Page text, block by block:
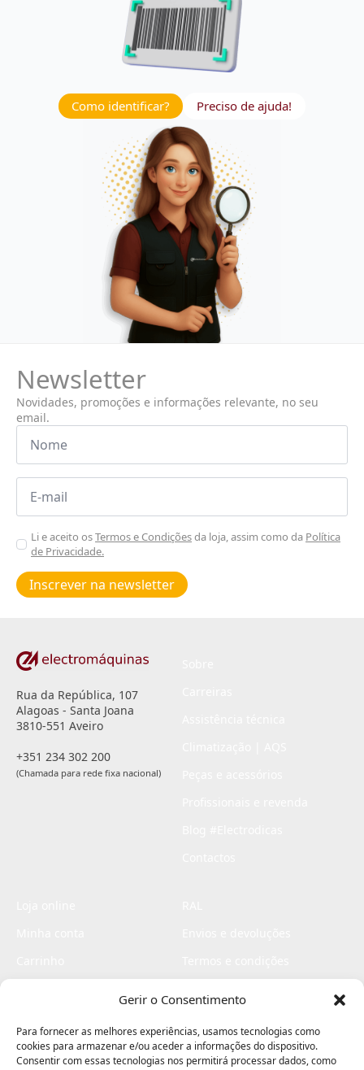
Gerir o Consentimento
Para fornecer as melhores experiências, usamos tecnologias como
cookies para armazenar e/ou aceder a informações do dispositivo.
Consentir com essas tecnologias nos permitirá processar dados, como
Como identificar? Preciso de ajuda!
Newsletter
Novidades, promoções e informações relevante, no seu
email.
Nome
Email
Aceitar
Poiticas
de
privacidade
Li e aceito osTermos e Condiçõesda loja, assim como da Política
de Privacidade.
Inscrever na newsletter
Rua da República, 107
Alagoas - Santa Joana
3810-551 Aveiro
+351 234 302 200
(Chamada para rede fixa nacional)
Livro de elogios